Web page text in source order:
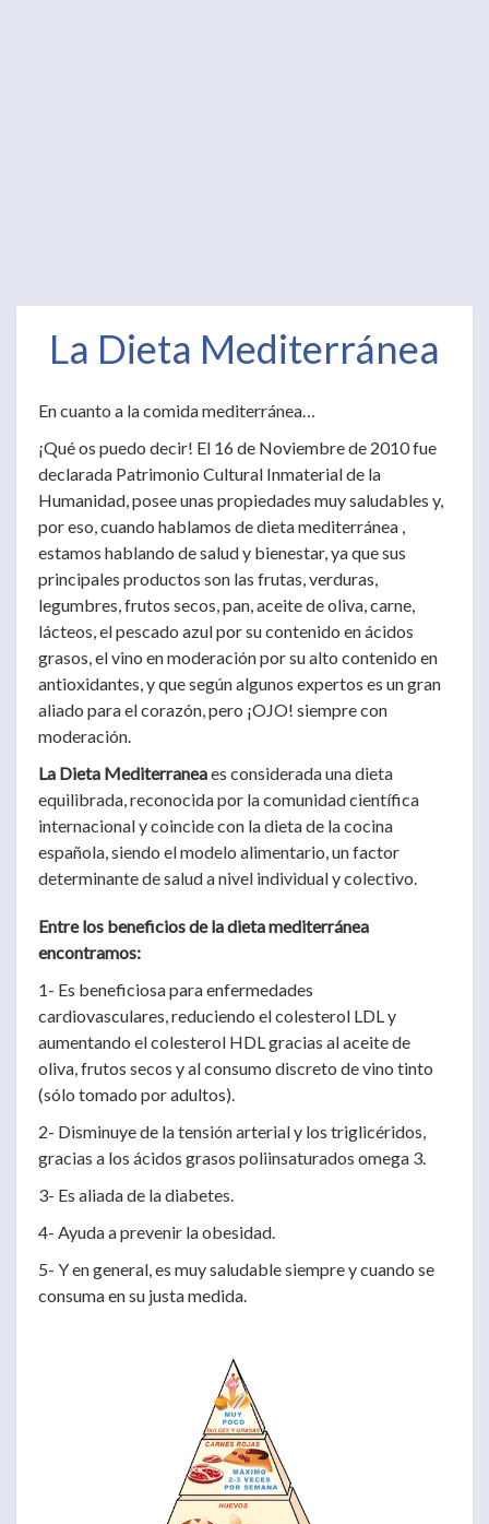
La Dieta Mediterránea
En cuanto a la comida mediterránea…
¡Qué os puedo decir! El 16 de Noviembre de 2010 fue
declarada Patrimonio Cultural Inmaterial de la
Humanidad, posee unas propiedades muy saludables y,
por eso, cuando hablamos de dieta mediterránea ,
estamos hablando de salud y bienestar, ya que sus
principales productos son las frutas, verduras,
legumbres, frutos secos, pan, aceite de oliva, carne,
lácteos, el pescado azul por su contenido en ácidos
grasos, el vino en moderación por su alto contenido en
antioxidantes, y que según algunos expertos es un gran
aliado para el corazón, pero ¡OJO! siempre con
moderación.
La Dieta Mediterraneaes considerada una dieta
equilibrada, reconocida por la comunidad científica
internacional y coincide con la dieta de la cocina
española, siendo el modelo alimentario, un factor
determinante de salud a nivel individual y colectivo.
Entre los beneficios de la dieta mediterránea
encontramos:
1- Es beneficiosa para enfermedades
cardiovasculares, reduciendo el colesterol LDL y
aumentando el colesterol HDL gracias al aceite de
oliva, frutos secos y al consumo discreto de vino tinto
(sólo tomado por adultos).
2- Disminuye de la tensión arterial y los triglicéridos,
gracias a los ácidos grasos poliinsaturados omega 3.
3- Es aliada de la diabetes.
4- Ayuda a prevenir la obesidad.
5- Y en general, es muy saludable siempre y cuando se
consuma en su justa medida.